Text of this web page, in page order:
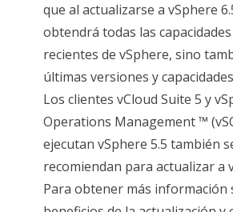
que al actualizarse a vSphere
obtendrá todas las
recientes de vSphere, sino
últimas versiones y capacidades
Los clientes vCloud Suite 5 y
Operations Management ™
ejecutan vSphere 5.5 también
recomiendan para actualizar a
Para obtener más información